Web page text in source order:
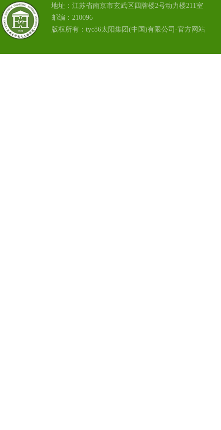
地址：江苏省南京市玄武区四牌楼2号动力楼211室
邮编：210096
版权所有：tyc86太阳集团(中国)有限公司-官方网站